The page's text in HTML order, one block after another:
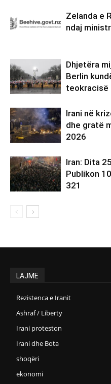
Zelanda e
ndaj
Dhjetëra
Berlin
teokracisë
Irani në
dhe gratë
2026
Iran: Dita
Publikon
321
LAJME
Rezistenca e Iranit
Ashraf / Liberty
Irani proteston
Irani dhe Bota
shoqëri
ekonomi